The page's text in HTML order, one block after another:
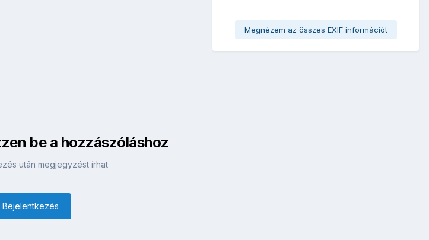
Megnézem az összes EXIF információt
be a hozzászóláshoz
után megjegyzést írhat
Bejelentkezés